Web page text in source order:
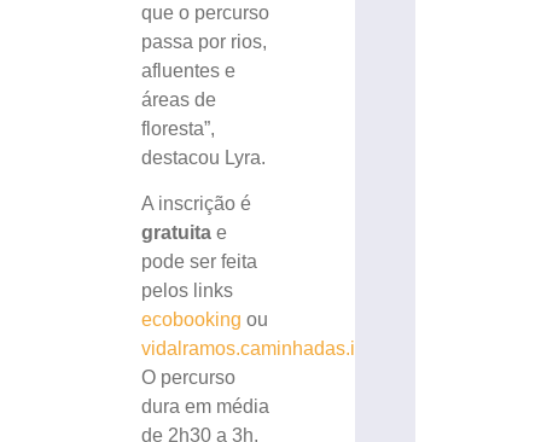
que o percurso
passa por rios,
afluentes e
áreas de
floresta”,
destacou Lyra.
A inscrição é
gratuita e
pode ser feita
pelos links
ecobooking ou
vidalramos.caminhadas.info
O percurso
dura em média
de 2h30 a 3h,